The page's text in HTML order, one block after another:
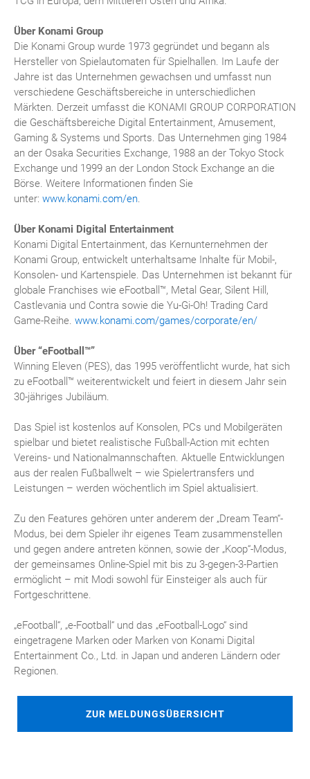
Über Konami Group
Die Konami Group wurde 1973 gegründet und begann als
Hersteller von Spielautomaten für Spielhallen. Im Laufe der
Jahre ist das Unternehmen gewachsen und umfasst nun
verschiedene Geschäftsbereiche in unterschiedlichen
Märkten. Derzeit umfasst die KONAMI GROUP CORPORATION
die Geschäftsbereiche Digital Entertainment, Amusement,
Gaming & Systems und Sports. Das Unternehmen ging 1984
an der Osaka Securities Exchange, 1988 an der Tokyo Stock
Exchange und 1999 an der London Stock Exchange an die
Börse. Weitere Informationen finden Sie
unter: www.konami.com/en.
Über Konami Digital Entertainment
Konami Digital Entertainment, das Kernunternehmen der
Konami Group, entwickelt unterhaltsame Inhalte für Mobil-,
Konsolen- und Kartenspiele. Das Unternehmen ist bekannt für
globale Franchises wie eFootball™, Metal Gear, Silent Hill,
Castlevania und Contra sowie die Yu-Gi-Oh! Trading Card
Game-Reihe. www.konami.com/games/corporate/en/
Über “eFootball™”
Winning Eleven (PES), das 1995 veröffentlicht wurde, hat sich
zu eFootball™ weiterentwickelt und feiert in diesem Jahr sein
30-jähriges Jubiläum.
Das Spiel ist kostenlos auf Konsolen, PCs und Mobilgeräten
spielbar und bietet realistische Fußball-Action mit echten
Vereins- und Nationalmannschaften. Aktuelle Entwicklungen
aus der realen Fußballwelt – wie Spielertransfers und
Leistungen – werden wöchentlich im Spiel aktualisiert.
Zu den Features gehören unter anderem der „Dream Team“-
Modus, bei dem Spieler ihr eigenes Team zusammenstellen
und gegen andere antreten können, sowie der „Koop“-Modus,
der gemeinsames Online-Spiel mit bis zu 3-gegen-3-Partien
ermöglicht – mit Modi sowohl für Einsteiger als auch für
Fortgeschrittene.
„eFootball“, „e-Football“ und das „eFootball-Logo“ sind
eingetragene Marken oder Marken von Konami Digital
Entertainment Co., Ltd. in Japan und anderen Ländern oder
Regionen.
ZUR MELDUNGSÜBERSICHT